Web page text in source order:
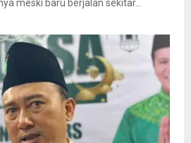
meski baru berjalan sekitar...